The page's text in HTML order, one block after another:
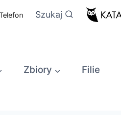
Szukaj
Zbiory Filie